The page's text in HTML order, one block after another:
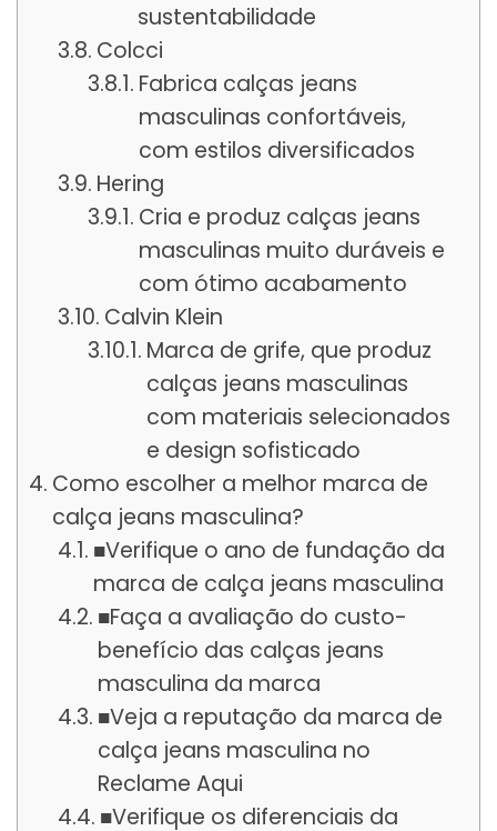
sustentabilidade
Colcci
Fabrica calças jeans
masculinas confortáveis,
com estilos diversificados
Hering
Cria e produz calças jeans
masculinas muito duráveis e
com ótimo acabamento
Calvin Klein
Marca de grife, que produz
calças jeans masculinas
com materiais selecionados
e design sofisticado
Como escolher a melhor marca de
calça jeans masculina?
■Verifique o ano de fundação da
marca de calça jeans masculina
■Faça a avaliação do custo-
benefício das calças jeans
masculina da marca
■Veja a reputação da marca de
calça jeans masculina no
Reclame Aqui
■Verifique os diferenciais da